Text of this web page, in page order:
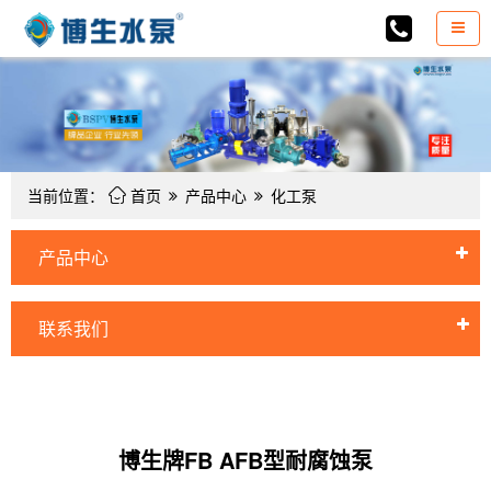
当前位置：  首页 产品中心 化工泵
产品中心
联系我们
博生牌FB AFB型耐腐蚀泵